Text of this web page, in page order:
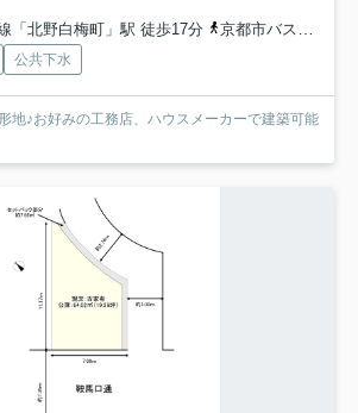
「北野白梅町」駅 徒歩17分
京都市バス「乾隆校前停」バス停下車 徒歩8分
公共下水
地♪お好みの工務店、ハウスメーカーで建築可能